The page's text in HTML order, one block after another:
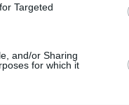
Targeted
and/or Sharing
for which it
και μάθετε πρώτοι
και τον Κόσμο, τη